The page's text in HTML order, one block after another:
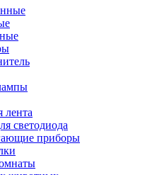
лента
светодиода
приборы